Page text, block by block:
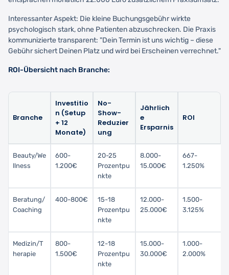
Interessanter Aspekt: Die kleine Buchungsgebühr wirkte
psychologisch stark, ohne Patienten abzuschrecken. Die Praxis
kommunizierte transparent: "Dein Termin ist uns wichtig – diese
Gebühr sichert Deinen Platz und wird bei Erscheinen verrechnet."
ROI-Übersicht nach Branche:
Branche
Investitio
n (Setup
+ 12
Monate)
No-
Show-
Reduzier
ung
Jährlich
e
Ersparnis
ROI
Beauty/We
llness
600-
1.200€
20-25
Prozentpu
nkte
8.000-
15.000€
667-
1.250%
Beratung/
Coaching
400-800€
15-18
Prozentpu
nkte
12.000-
25.000€
1.500-
3.125%
Medizin/T
herapie
800-
1.500€
12-18
Prozentpu
nkte
15.000-
30.000€
1.000-
2.000%